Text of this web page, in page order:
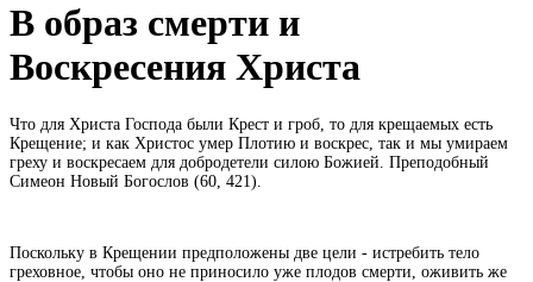
В образ смерти и
Воскресения Христа
Что для Христа Господа были Крест и гроб, то для крещаемых есть
Крещение; и как Христос умер Плотию и воскрес, так и мы умираем
греху и воскресаем для добродетели силою Божией. Преподобный
Симеон Новый Богослов (60, 421).
Поскольку в Крещении предположены две цели - истребить тело
греховное, чтобы оно не приносило уже плодов смерти, оживить же